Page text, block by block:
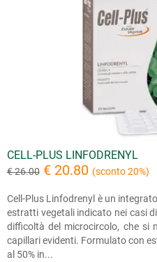
CELL-PLUS LINFODRENYL
€ 26.00 € 20.80 (sconto 20%)
Cell-Plus Linfodrenyl è un
estratti vegetali indicato nei casi
difficoltà del microcircolo, che si
capillari evidenti. Formulato con
al 50% in...